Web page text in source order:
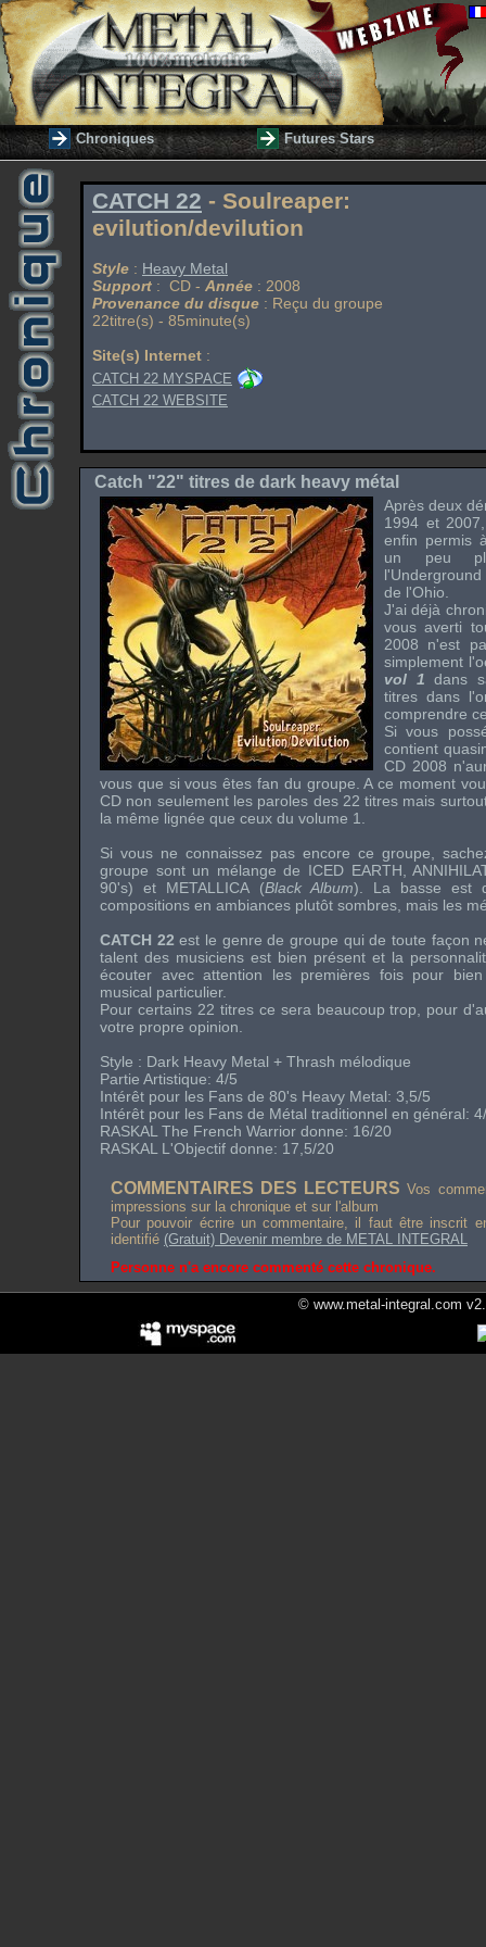
Chroniques Futures Stars
CATCH 22 - Soulreaper:
evilution/devilution
Style : Heavy Metal
Support : CD - Année : 2008
Provenance du disque : Reçu du groupe
22titre(s) - 85minute(s)
Site(s) Internet :
CATCH 22 MYSPACE
CATCH 22 WEBSITE
Catch "22" titres de dark heavy métal
Après deux
1994 et
enfin permis
un peu
de l'Ohio.
J'ai déjà
vous averti
2008 n'est
simplement
vol 1 dans
titres dans
comprendre
Si vous
contient
CD 2008
vous que si vous êtes fan du groupe. A ce moment
CD non seulement les paroles des 22 titres mais
la même lignée que ceux du volume 1.
Si vous ne connaissez pas encore ce groupe,
groupe sont un mélange de ICED EARTH ,
90's) et METALLICA(Black Album). La basse est
compositions en ambiances plutôt sombres, mais les
CATCH 22est le genre de groupe qui de toute façon
talent des musiciens est bien présent et la
écouter avec attention les premières fois pour
musical particulier.
Pour certains 22 titres ce sera beaucoup trop, pour
votre propre opinion.
Style : Dark Heavy Metal + Thrash mélodique
Partie Artistique: 4/5
Intérêt pour les Fans de 80's Heavy Metal: 3,5/5
Intérêt pour les Fans de Métal traditionnel en général:
RASKAL The French Warrior donne: 16/20
RASKAL L'Objectif donne: 17,5/20
COMMENTAIRES DES LECTEURS Vos
impressions sur la chronique et sur l'album
Pour pouvoir écrire un commentaire, il faut être inscrit
identifié (Gratuit) Devenir membre de METAL INTEGRAL
Personne n'a encore commenté cette chronique.
© www.metal-integral.com